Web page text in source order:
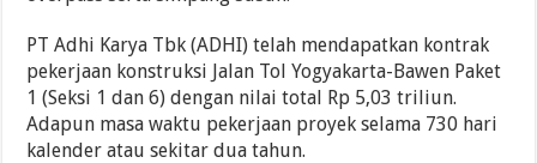
PT Adhi Karya Tbk (ADHI) telah mendapatkan kontrak
pekerjaan konstruksi Jalan Tol Yogyakarta-Bawen Paket
1 (Seksi 1 dan 6) dengan nilai total Rp 5,03 triliun.
Adapun masa waktu pekerjaan proyek selama 730 hari
kalender atau sekitar dua tahun.